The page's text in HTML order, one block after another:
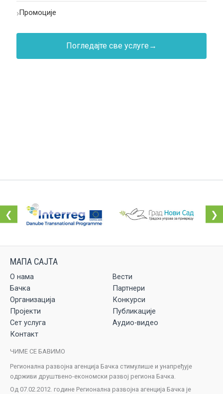
›Промоције
Погледајте све услуге →
❮ ❯
О нама
Вести
Бачка
Партнери
Организација
Конкурси
Пројекти
Публикације
Сет услуга
Аудио-видео
Контакт
ЧИМЕ СЕ БАВИМО
Регионална развојна агенција Бачка стимулише и унапређује
одрживи друштвено-економски развој региона Бачка.
Од 07.02.2012. године Регионална развојна агенција Бачка је